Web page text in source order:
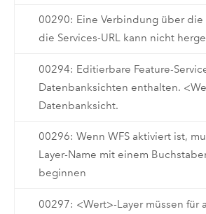
00290: Eine Verbindung über die
die Services-URL kann nicht
00294: Editierbare Feature-
Datenbanksichten enthalten.
Datenbanksicht.
00296: Wenn WFS aktiviert ist,
Layer-Name mit einem
beginnen
00297: <Wert>-Layer müssen für